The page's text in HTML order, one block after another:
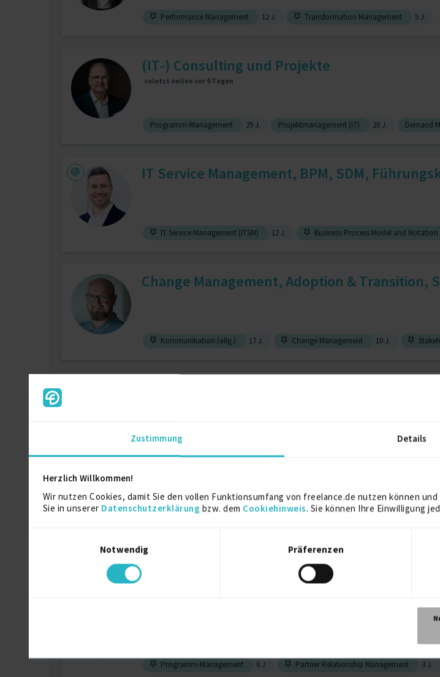
Zustimmung Details
Herzlich Willkommen!
Wir nutzen Cookies, damit Sie den vollen Funktionsumfang von freelance.de nutzen können
Sie in unserer Datenschutzerklärung bzw. dem Cookiehinweis. Sie können Ihre Einwilligung
Notwendig
Präferenzen
Performance Management 12 J. Transformation Management 5 J.
(IT-) Consulting und Projekte
zuletzt online vor 6 Tagen
Programm-Management 29 J. Projektmanagement (IT) 28 J. Demand
IT Service Management, BPM, SDM,
IT Service Management (ITSM) 12 J. Business Process Model and Notation
Change Management, Adoption & Transition,
Kommunikation (allg.) 17 J. Change Management 10 J.
Interim Management / Verlagerungen /
zuletzt online vor 2 Tagen
Freelance Senior Manager - Product,
Programm-Management 6 J. Partner Relationship Management 3 J.